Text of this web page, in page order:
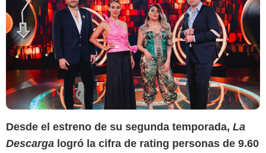
Desde el estreno de su segunda temporada, La
Descarga logró la cifra de rating personas de 9.60